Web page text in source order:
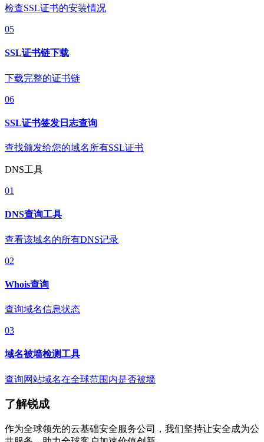
检查SSL证书的安装情况
05
SSL证书链下载
下载完整的证书链
06
SSL证书签发日志查询
查找颁发给您的域名所有SSL证书
DNS工具
01
DNS查询工具
查看该域名的所有DNS记录
02
Whois查询
查询域名信息状态
03
域名被墙检测工具
查询网站域名在全球范围内是否被墙
了解锐成
作为全球领先的云基础安全服务公司，我们坚持让安全成为公